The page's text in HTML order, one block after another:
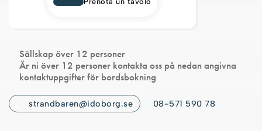
Sällskap över 12 personer
Är ni över 12 personer kontakta oss på nedan angivna
kontaktuppgifter för bordsbokning
strandbaren@idoborg.se 08-571 590 78